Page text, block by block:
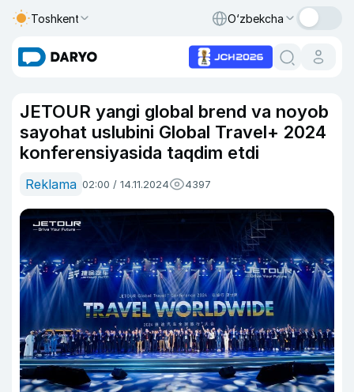
Toshkent O‘zbekcha
JETOUR yangi global brend va noyob
sayohat uslubini Global Travel+ 2024
konferensiyasida taqdim etdi
Reklama 02:00 / 14.11.2024 4397